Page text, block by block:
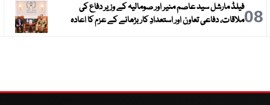
08فیلڈ مارشل سید عاصم منیر اور صومالیہ کے وزیر دفاع کی
ملاقات، دفاعی تعاون اور استعدادِ کار بڑھانے کے عزم کا اعادہ